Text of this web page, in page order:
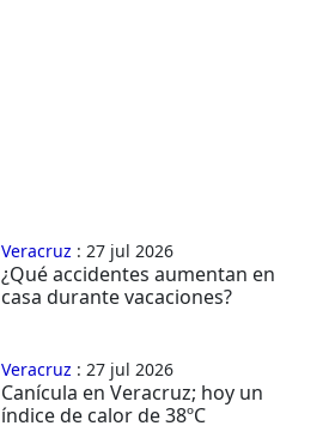
Veracruz : 27 jul 2026
¿Qué accidentes aumentan en
casa durante vacaciones?
Veracruz : 27 jul 2026
Canícula en Veracruz; hoy un
índice de calor de 38ºC